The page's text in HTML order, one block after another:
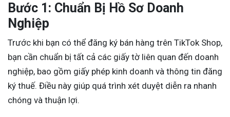
Bước 1: Chuẩn Bị Hồ Sơ Doanh
Nghiệp
Trước khi bạn có thể đăng ký bán hàng trên TikTok Shop,
bạn cần chuẩn bị tất cả các giấy tờ liên quan đến doanh
nghiệp, bao gồm giấy phép kinh doanh và thông tin đăng
ký thuế. Điều này giúp quá trình xét duyệt diễn ra nhanh
chóng và thuận lợi.